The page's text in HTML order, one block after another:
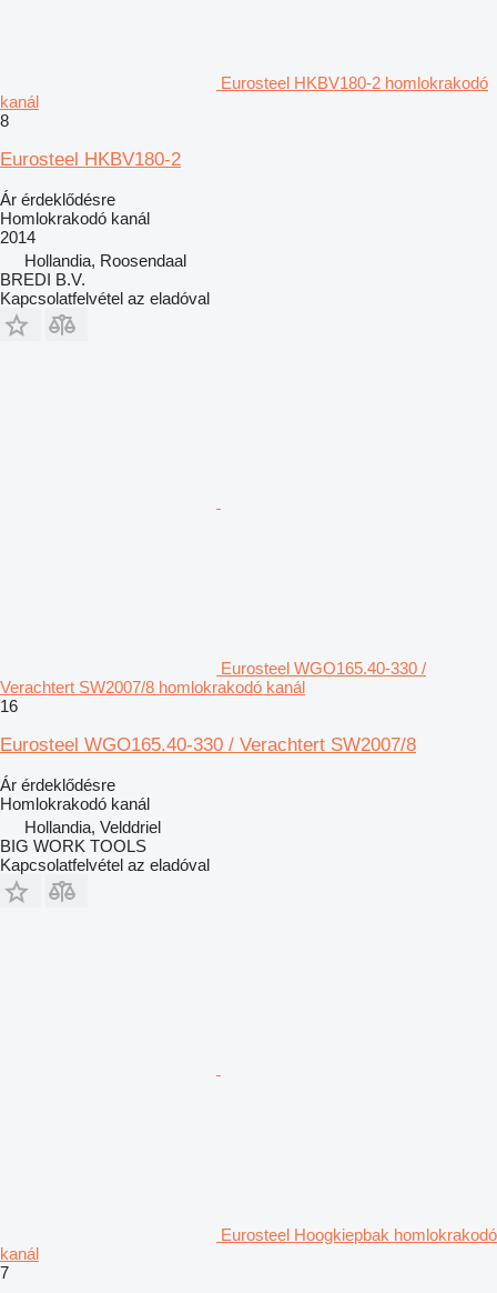
Eurosteel HKBV180-2 homlokrakodó
kanál
8
Eurosteel HKBV180-2
Ár érdeklődésre
Homlokrakodó kanál
2014
Hollandia, Roosendaal
BREDI B.V.
Kapcsolatfelvétel az eladóval
Eurosteel WGO165.40-330 /
Verachtert SW2007/8 homlokrakodó kanál
16
Eurosteel WGO165.40-330 / Verachtert SW2007/8
Ár érdeklődésre
Homlokrakodó kanál
Hollandia, Velddriel
BIG WORK TOOLS
Kapcsolatfelvétel az eladóval
Eurosteel Hoogkiepbak homlokrakodó
kanál
7